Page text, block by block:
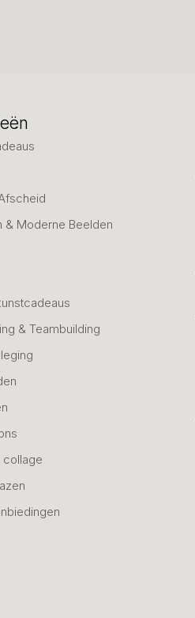
& Moderne Beelden
& Teambuilding
collage